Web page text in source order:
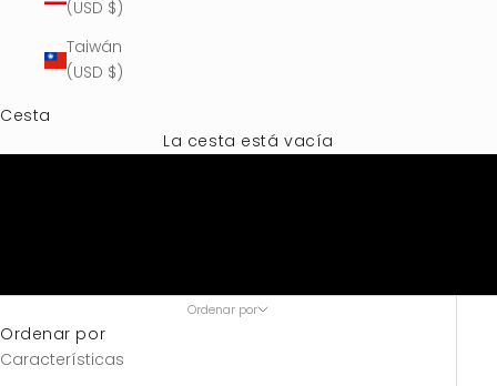
(USD $)
Taiwán
(USD $)
Cesta
La cesta está vacía
Ordenar por
Ordenar por
Características